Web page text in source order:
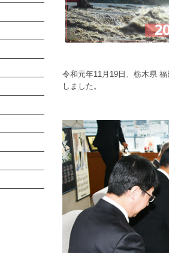
令和元年11月19日、栃木県
しました。